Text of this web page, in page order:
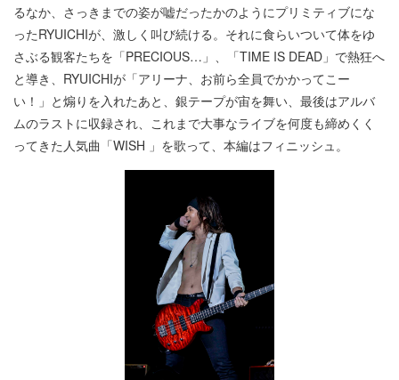
るなか、さっきまでの姿が嘘だったかのようにプリミティブにな
ったRYUICHIが、激しく叫び続ける。それに食らいついて体をゆ
さぶる観客たちを「PRECIOUS…」、「TIME IS DEAD」で熱狂へ
と導き、RYUICHIが「アリーナ、お前ら全員でかかってこー
い！」と煽りを入れたあと、銀テープが宙を舞い、最後はアルバ
ムのラストに収録され、これまで大事なライブを何度も締めくく
ってきた人気曲「WISH 」を歌って、本編はフィニッシュ。